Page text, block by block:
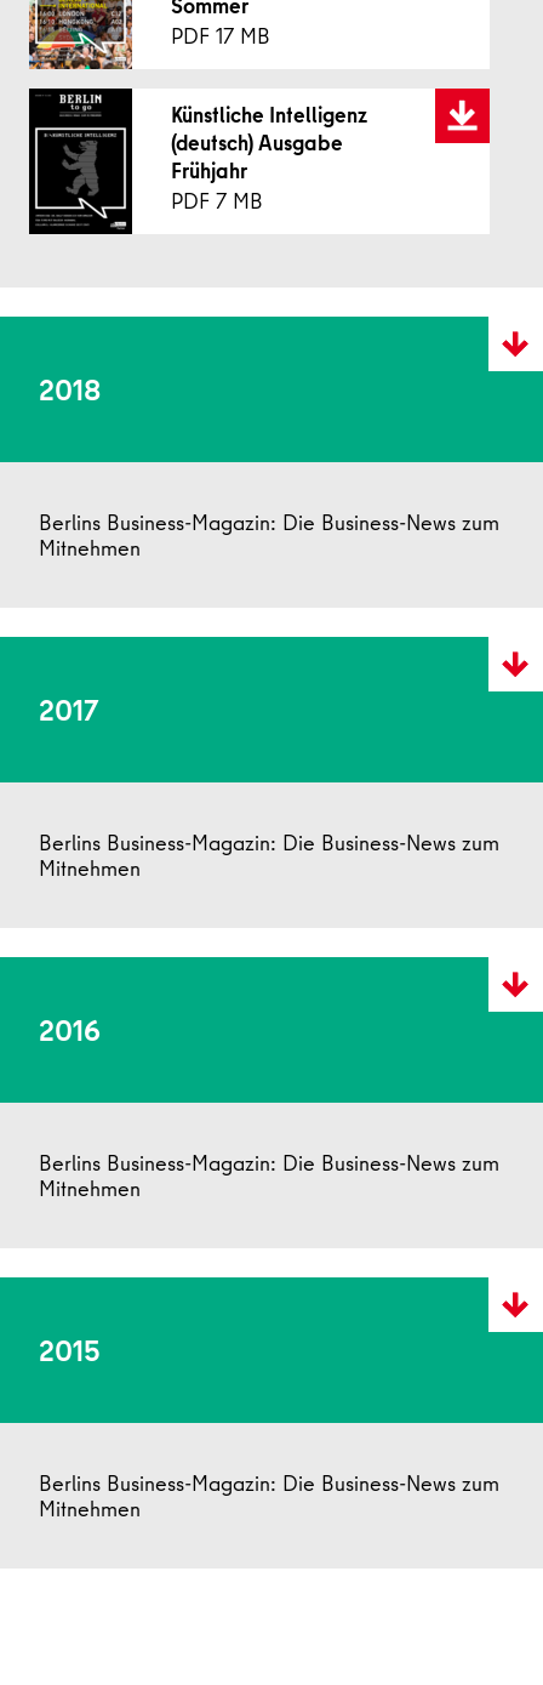
17 MB
Künstliche Intelligenz
(deutsch) Ausgabe
Frühjahr
7 MB
2018
Berlins Business-Magazin: Die Business-News zum
Mitnehmen
2017
Berlins Business-Magazin: Die Business-News zum
Mitnehmen
2016
Berlins Business-Magazin: Die Business-News zum
Mitnehmen
2015
Berlins Business-Magazin: Die Business-News zum
Mitnehmen